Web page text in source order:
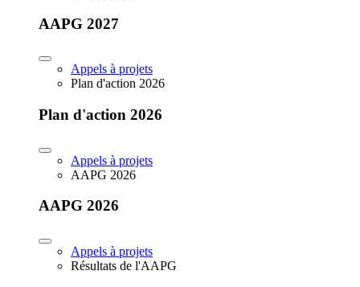
AAPG 2027
Appels à projets
Plan d'action 2026
Plan d'action 2026
Appels à projets
AAPG 2026
AAPG 2026
Appels à projets
Résultats de l'AAPG